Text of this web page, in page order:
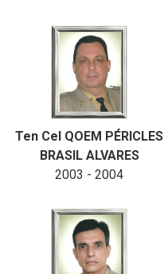
Ten Cel QOEM PÉRICLES
BRASIL ALVARES
2003 - 2004